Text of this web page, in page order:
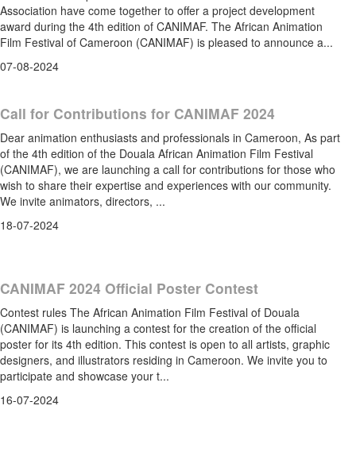
Association have come together to offer a project development
award during the 4th edition of CANIMAF. The African Animation
Film Festival of Cameroon (CANIMAF) is pleased to announce a...
07-08-2024
Call for Contributions for CANIMAF 2024
Dear animation enthusiasts and professionals in Cameroon, As part
of the 4th edition of the Douala African Animation Film Festival
(CANIMAF), we are launching a call for contributions for those who
wish to share their expertise and experiences with our community.
We invite animators, directors, ...
18-07-2024
CANIMAF 2024 Official Poster Contest
Contest rules The African Animation Film Festival of Douala
(CANIMAF) is launching a contest for the creation of the official
poster for its 4th edition. This contest is open to all artists, graphic
designers, and illustrators residing in Cameroon. We invite you to
participate and showcase your t...
16-07-2024